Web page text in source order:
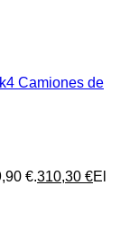
Camiones de
€.310,30 €El